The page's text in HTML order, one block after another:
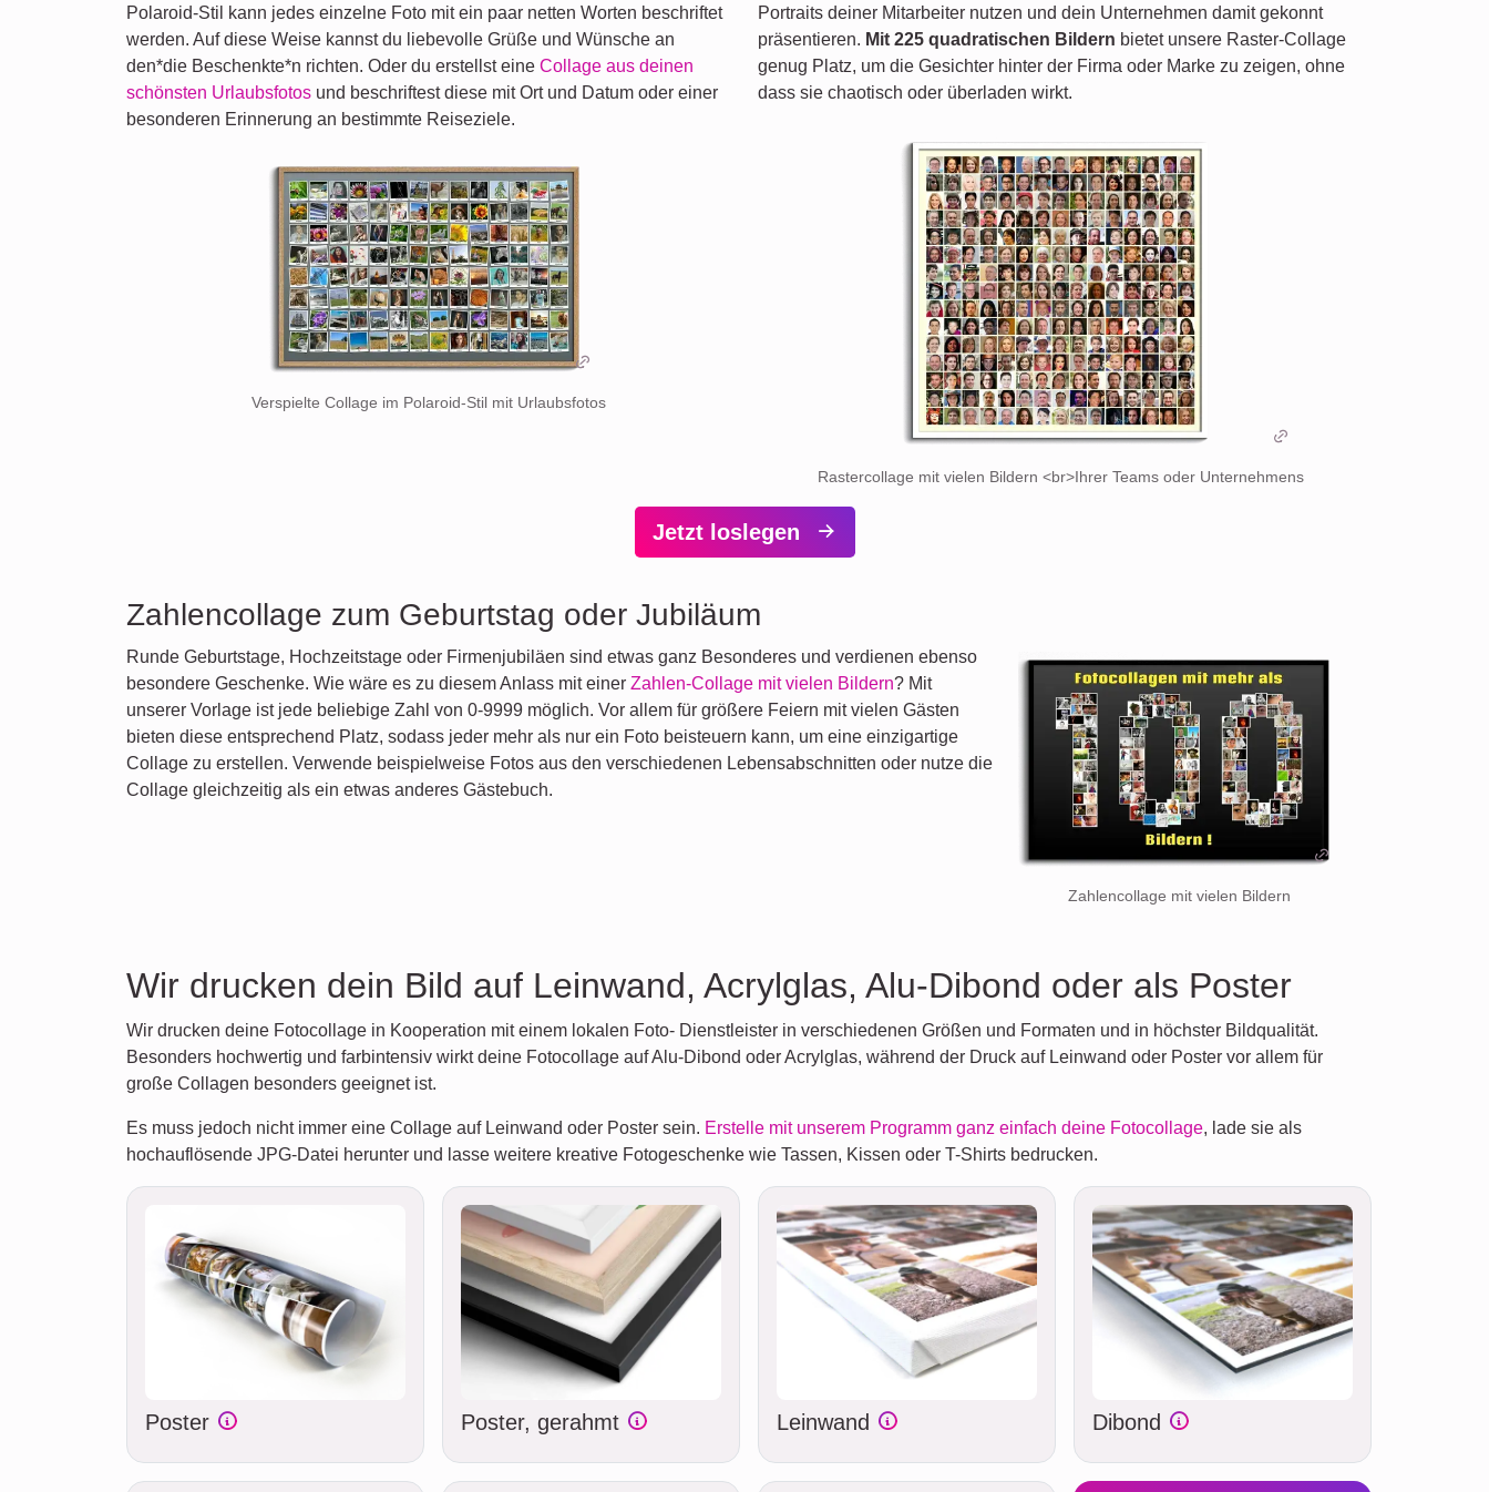
Polaroid-Stil kann jedes einzelne Foto mit ein paar netten Worten beschriftet
werden. Auf diese Weise kannst du liebevolle Grüße und Wünsche an
den*die Beschenkte*n richten. Oder du erstellst eine Collage aus deinen
schönsten Urlaubsfotos und beschriftest diese mit Ort und Datum oder einer
besonderen Erinnerung an bestimmte Reiseziele.
Verspielte Collage im Polaroid-Stil mit Urlaubsfotos
Portraits deiner Mitarbeiter nutzen und dein Unternehmen damit gekonnt
präsentieren. Mit 225 quadratischen Bildern bietet unsere Raster-Collage
genug Platz, um die Gesichter hinter der Firma oder Marke zu zeigen, ohne
dass sie chaotisch oder überladen wirkt.
Rastercollage mit vielen Bildern <br>Ihrer Teams oder Unternehmens
Jetzt loslegen
Zahlencollage zum Geburtstag oder Jubiläum
Zahlencollage mit vielen Bildern
Runde Geburtstage, Hochzeitstage oder Firmenjubiläen sind etwas ganz Besonderes und verdienen ebenso
besondere Geschenke. Wie wäre es zu diesem Anlass mit einer Zahlen-Collage mit vielen Bildern? Mit
unserer Vorlage ist jede beliebige Zahl von 0-9999 möglich. Vor allem für größere Feiern mit vielen Gästen
bieten diese entsprechend Platz, sodass jeder mehr als nur ein Foto beisteuern kann, um eine einzigartige
Collage zu erstellen. Verwende beispielweise Fotos aus den verschiedenen Lebensabschnitten oder nutze die
Collage gleichzeitig als ein etwas anderes Gästebuch.
Wir drucken dein Bild auf Leinwand, Acrylglas, Alu-Dibond oder als Poster
Wir drucken deine Fotocollage in Kooperation mit einem lokalen Foto- Dienstleister in verschiedenen Größen und Formaten und in höchster Bildqualität.
Besonders hochwertig und farbintensiv wirkt deine Fotocollage auf Alu-Dibond oder Acrylglas, während der Druck auf Leinwand oder Poster vor allem für
große Collagen besonders geeignet ist.
Es muss jedoch nicht immer eine Collage auf Leinwand oder Poster sein. Erstelle mit unserem Programm ganz einfach deine Fotocollage, lade sie als
hochauflösende JPG-Datei herunter und lasse weitere kreative Fotogeschenke wie Tassen, Kissen oder T-Shirts bedrucken.
Poster Poster, gerahmt Leinwand Dibond